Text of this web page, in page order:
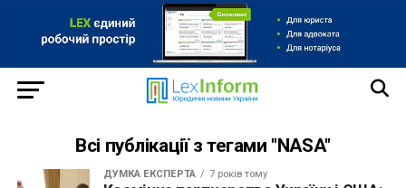
Всі публікації з тегами "NASA"
ДУМКА ЕКСПЕРТА 7 років тому